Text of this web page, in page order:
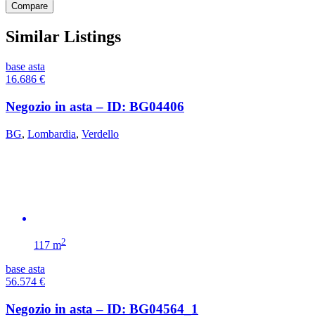
Compare
Similar Listings
base asta
16.686 €
Negozio in asta – ID: BG04406
BG, Lombardia, Verdello
117 m2
base asta
56.574 €
Negozio in asta – ID: BG04564_1